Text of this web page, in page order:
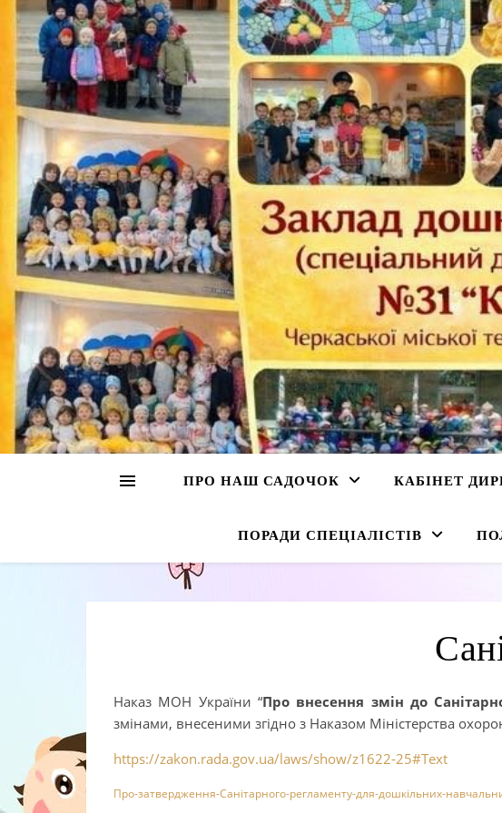
ПРО НАШ САДОЧОК КАБІНЕТ
ПОРАДИ СПЕЦІАЛІСТІВ
Наказ МОН України “Про внесення змін до
змінами, внесеними згідно з Наказом Міністерства
https://zakon.rada.gov.ua/laws/show/z1622-25#Text
Про-затвердження-Санітарного-регламенту-для-дошкільних-